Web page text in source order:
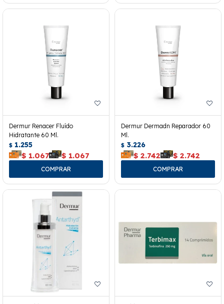
Dermur Renacer Fluído
Hidratante 60 Ml.
$ 1.255
$ 1.067 $ 1.067
Dermur Dermadn Reparador 60
Ml.
$ 3.226
$ 2.742 $ 2.742